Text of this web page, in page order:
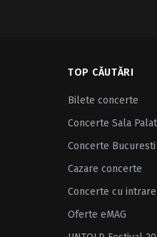
TOP CĂUTĂRI
Bilete concerte
Concerte Sala
Concerte Bucuresti
Cazare concerte
Concerte cu
Oferte eMAG